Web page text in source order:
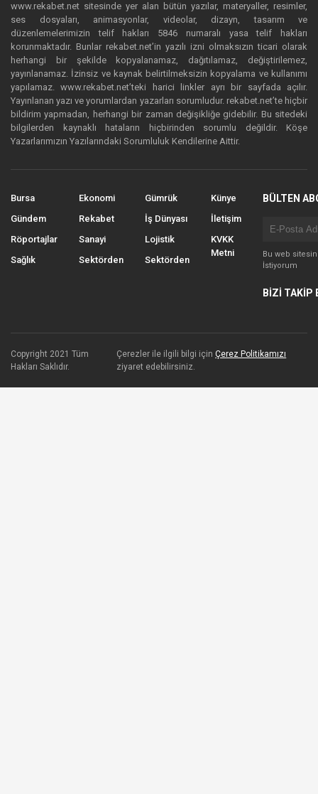
www.rekabet.net sitesinde yer alan bütün yazılar, materyaller, resimler,
ses dosyaları, animasyonlar, videolar, dizayn, tasarım ve
düzenlemelerimizin telif hakları 5846 numaralı yasa telif hakları
korunmaktadır. Bunlar rekabet.net’in yazılı izni olmaksızın ticari olarak
herhangi bir şekilde kopyalanamaz, dağıtılamaz, değiştirilemez,
yayınlanamaz. İzinsiz ve kaynak belirtilmeksizin kopyalama ve kullanımı
yapılamaz. www.rekabet.net’teki harici linkler ayrı bir sayfada açılır.
Yayınlanan yazı ve yorumlardan yazarları sorumludur. rekabet.net’te hiçbir
bildirim yapmadan, herhangi bir zaman değişikliğe gidebilir. Bu sitedeki
bilgilerden kaynaklı hataların hiçbirinden sorumlu değildir. Köşe
Yazarlarımızın Yazılarındaki Sorumluluk Kendilerine Aittir.
Bursa
Gündem
Röportajlar
Sağlık
Ekonomi
Rekabet
Sanayi
Sektörden
Gümrük
İş Dünyası
Lojistik
Sektörden
Künye
İletişim
KVKK
Metni
BÜLTEN
Bu web
İstiyorum
BİZİ TAKİP
Copyright 2021 Tüm
Hakları Saklıdır.
Çerezler ile ilgili bilgi içinÇerez Politikamızı
ziyaret edebilirsiniz.